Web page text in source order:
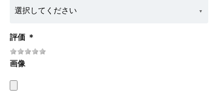
評価 ＊
画像